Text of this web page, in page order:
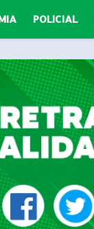
POLICIAL